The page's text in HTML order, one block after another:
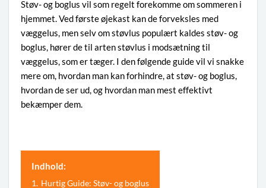
Støv- og boglus vil som regelt forekomme om sommeren i
hjemmet. Ved første øjekast kan de forveksles med
væggelus, men selv om støvlus populært kaldes støv- og
boglus, hører de til arten støvlus i modsætning til
væggelus, som er tæger. I den følgende guide vil vi snakke
mere om, hvordan man kan forhindre, at støv- og boglus,
hvordan de ser ud, og hvordan man mest effektivt
bekæmper dem.
Indhold:
1. Hurtig Guide: Støv- og boglus